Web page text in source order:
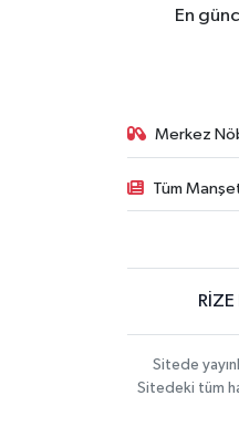
En
Merkez
Tüm
RİZE
Sitede
Sitedeki tüm